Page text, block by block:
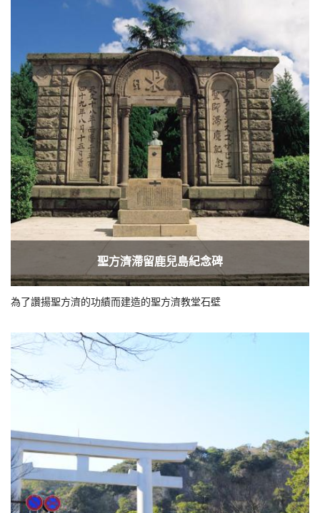
聖方濟滯留鹿兒島紀念碑
為了讚揚聖方濟的功績而建造的聖方濟教堂石壁